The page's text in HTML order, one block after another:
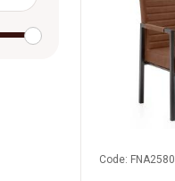
Code: FNA2580